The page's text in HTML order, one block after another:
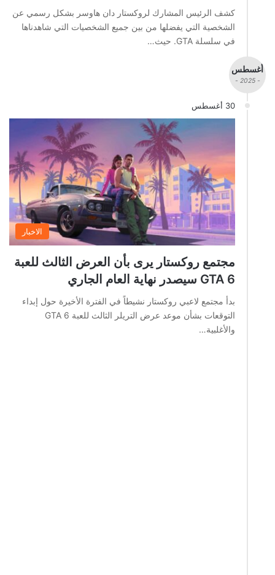
كشف الرئيس المشارك لروكستار دان هاوسر بشكل رسمي عن
الشخصية التي يفضلها من بين جميع الشخصيات التي شاهدناها
في سلسلة GTA. حيث…
أغسطس
- 2025 -
30 أغسطس
الاخبار
مجتمع روكستار يرى بأن العرض الثالث للعبة
GTA 6 سيصدر نهاية العام الجاري
بدأ مجتمع لاعبي روكستار نشيطاً في الفترة الأخيرة حول إبداء
التوقعات بشأن موعد عرض التريلر الثالث للعبة GTA 6
والأغلبية…